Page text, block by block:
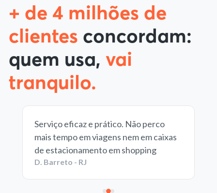
+ de 4 milhões de
clientes concordam:
quem usa, vai
tranquilo.
Serviço eficaz e prático. Não perco
mais tempo em viagens nem em caixas
de estacionamento em shopping
D. Barreto - RJ